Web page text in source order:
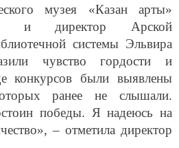
музея «Казан арты»
и директор Арской
системы Эльвира
чувство гордости и
конкурсов были выявлены
ранее не слышали.
победы. Я надеюсь на
– отметила директор